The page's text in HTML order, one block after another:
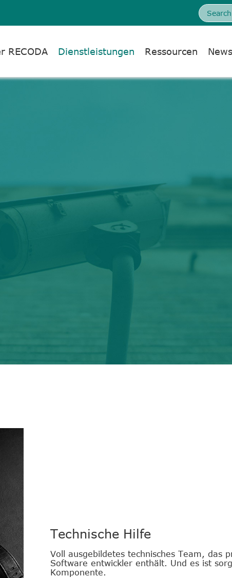
RECODA Dienstleistungen Ressourcen
Technische Hilfe
Voll ausgebildetes technisches Team, das
Software entwickler enthält. Und es ist
Komponente.